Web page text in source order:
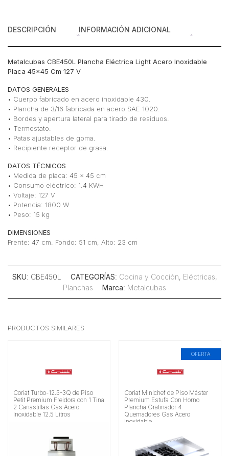
DESCRIPCIÓN INFORMACIÓN ADICIONAL
Metalcubas CBE450L Plancha Eléctrica Light Acero Inoxidable
Placa 45×45 Cm 127 V
DATOS GENERALES
• Cuerpo fabricado en acero inoxidable 430.
• Plancha de 3/16 fabricada en acero SAE 1020.
• Bordes y apertura lateral para tirado de residuos.
• Termostato.
• Patas ajustables de goma.
• Recipiente receptor de grasa.
DATOS TÉCNICOS
• Medida de placa: 45 x 45 cm
• Consumo eléctrico: 1.4 KWH
• Voltaje: 127 V
• Potencia: 1800 W
• Peso: 15 kg
DIMENSIONES
Frente: 47 cm. Fondo: 51 cm, Alto: 23 cm
SKU: CBE450L CATEGORÍAS: Cocina y Cocción, Eléctricas,
Planchas
Marca: Metalcubas
PRODUCTOS SIMILARES
Coriat Turbo-12.5-3Q de Piso
Petit Premium Freidora con 1 Tina
2 Canastillas Gas Acero
Inoxidable 12.5 Litros
OFERTA
Coriat Minichef de Piso Máster
Premium Estufa Con Horno
Plancha Gratinador 4
Quemadores Gas Acero
Inoxidable